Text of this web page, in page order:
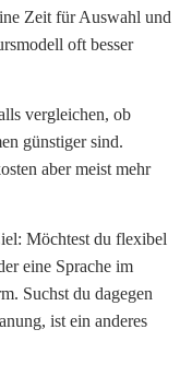
Zeit für Auswahl und
oft besser
vergleichen, ob
günstiger sind.
aber meist mehr
Möchtest du flexibel
eine Sprache im
Suchst du dagegen
ist ein anderes